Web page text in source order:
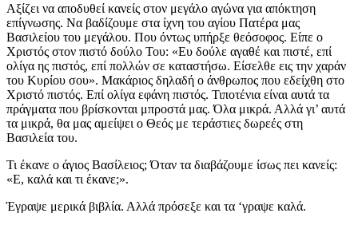
Αξίζει να αποδυθεί κανείς στον μεγάλο αγώνα για απόκτηση
επίγνωσης. Να βαδίζουμε στα ίχνη του αγίου Πατέρα μας
Βασιλείου του μεγάλου. Που όντως υπήρξε θεόσοφος. Είπε ο
Χριστός στον πιστό δούλο Του: «Ευ δούλε αγαθέ και πιστέ, επί
ολίγα ης πιστός, επί πολλών σε καταστήσω. Είσελθε εις την χαράν
του Κυρίου σου». Μακάριος δηλαδή ο άνθρωπος που εδείχθη στο
Χριστό πιστός. Επί ολίγα εφάνη πιστός. Τιποτένια είναι αυτά τα
πράγματα που βρίσκονται μπροστά μας. Όλα μικρά. Αλλά γι’ αυτά
τα μικρά, θα μας αμείψει ο Θεός με τεράστιες δωρεές στη
Βασιλεία του.
Τι έκανε ο άγιος Βασίλειος; Όταν τα διαβάζουμε ίσως πει κανείς:
«Ε, καλά και τι έκανε;».
Έγραψε μερικά βιβλία. Αλλά πρόσεξε και τα ‘γραψε καλά.